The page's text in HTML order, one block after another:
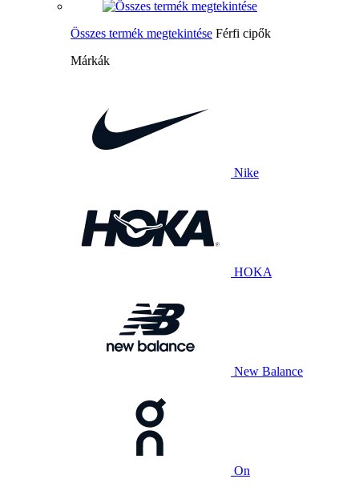
Összes termék megtekintése Férfi cipők
Márkák
Nike
HOKA
New Balance
On